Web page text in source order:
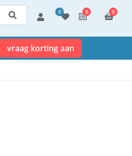
0 0 0
vraag korting aan